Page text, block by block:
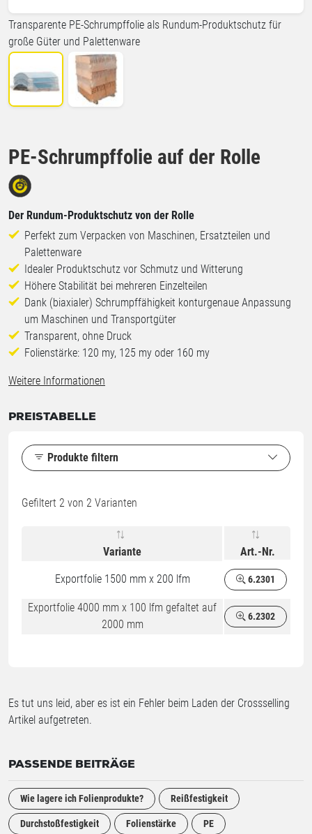
PE-Schrumpffolie auf der Rolle
Transparente PE-Schrumpffolie als Rundum-Produktschutz für
große Güter und Palettenware
Der Rundum-Produktschutz von der Rolle
Perfekt zum Verpacken von Maschinen, Ersatzteilen und
Palettenware
Idealer Produktschutz vor Schmutz und Witterung
Höhere Stabilität bei mehreren Einzelteilen
Dank (biaxialer) Schrumpffähigkeit konturgenaue Anpassung
um Maschinen und Transportgüter
Transparent, ohne Druck
Folienstärke: 120 my, 125 my oder 160 my
Weitere Informationen
PREISTABELLE
Produkte filtern
Gefiltert 2 von 2 Varianten
Variante Art.-Nr.
Exportfolie 1500 mm x 200 lfm 6.2301
Exportfolie 4000 mm x 100 lfm gefaltet auf
2000 mm
6.2302
Es tut uns leid, aber es ist ein Fehler beim Laden der Crossselling
Artikel aufgetreten.
PASSENDE BEITRÄGE
Wie lagere ich Folienprodukte? Reißfestigkeit
Durchstoßfestigkeit Folienstärke PE